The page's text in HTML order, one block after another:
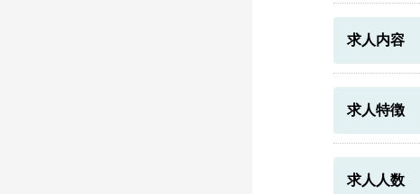
求人内容
求人特徴
求人人数